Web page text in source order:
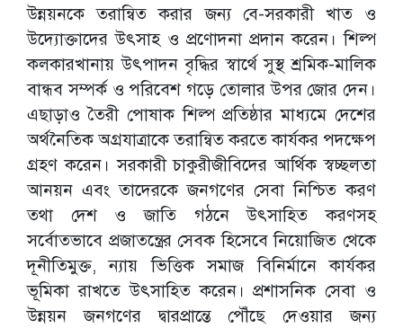
উন্নয়নকে তরান্বিত করার জন্য বে-সরকারী খাত ও
উদ্যোক্তাদের উৎসাহ ও প্রণোদনা প্রদান করেন। শিল্প
কলকারখানায় উৎপাদন বৃদ্ধির স্বার্থে সুস্থ শ্রমিক-মালিক
বান্ধব সম্পর্ক ও পরিবেশ গড়ে তোলার উপর জোর দেন।
এছাড়াও তৈরী পোষাক শিল্প প্রতিষ্ঠার মাধ্যমে দেশের
অর্থনৈতিক অগ্রযাত্রাকে তরান্বিত করতে কার্যকর পদক্ষেপ
গ্রহণ করেন। সরকারী চাকুরীজীবিদের আর্থিক স্বচ্ছলতা
আনয়ন এবং তাদেরকে জনগণের সেবা নিশ্চিত করণ
তথা দেশ ও জাতি গঠনে উৎসাহিত করণসহ
সর্বোতভাবে প্রজাতন্ত্রের সেবক হিসেবে নিয়োজিত থেকে
দূনীতিমুক্ত, ন্যায় ভিত্তিক সমাজ বিনির্মানে কার্যকর
ভূমিকা রাখতে উৎসাহিত করেন। প্রশাসনিক সেবা ও
উন্নয়ন জনগণের দ্বারপ্রান্তে পৌঁছে দেওয়ার জন্য